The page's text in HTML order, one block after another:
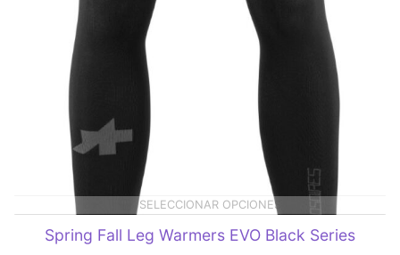
SELECCIONAR OPCIONES
Spring Fall Leg Warmers EVO Black Series